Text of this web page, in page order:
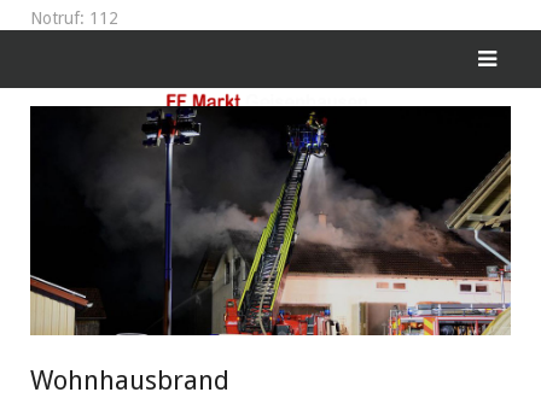
Notruf: 112
Wohnhausbrand